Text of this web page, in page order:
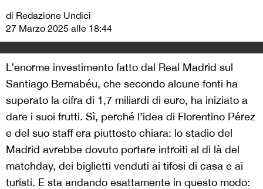
di Redazione Undici
27 Marzo 2025 alle 18:44
L’enorme investimento fatto dal Real Madrid sul
Santiago Bernabéu, che secondo alcune fonti ha
superato la cifra di 1,7 miliardi di euro, ha iniziato a
dare i suoi frutti. Sì, perché l’idea di Florentino Pérez
e del suo staff era piuttosto chiara: lo stadio del
Madrid avrebbe dovuto portare introiti al di là del
matchday, dei biglietti venduti ai tifosi di casa e ai
turisti. E sta andando esattamente in questo modo: